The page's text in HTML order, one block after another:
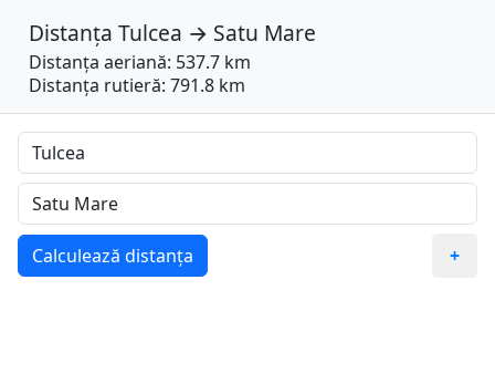
Distanța Tulcea → Satu Mare
Distanța aeriană: 537.7 km
Distanța rutieră: 791.8 km
Calculează distanța +